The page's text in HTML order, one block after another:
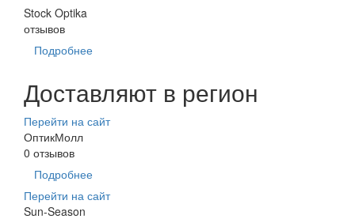
Stock Optika
отзывов
Подробнее
Доставляют в регион
Перейти на сайт
ОптикМолл
0 отзывов
Подробнее
Перейти на сайт
Sun-Season